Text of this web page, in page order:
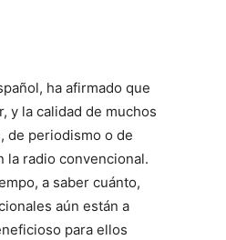
ha afirmado que
y la calidad de muchos
de periodismo o de
la radio convencional.
a saber cuánto,
aún están a
para ellos